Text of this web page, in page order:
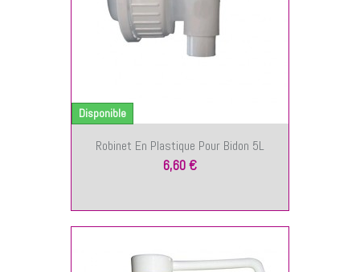
Robinet En Plastique Pour Bidon 5L
6,60 €
Disponible